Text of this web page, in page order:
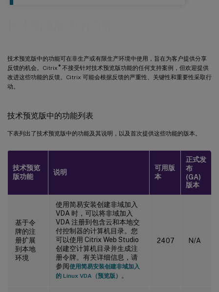
技术预览版中的功能可在非生产或有限生产环境中使用，旨在为客户提供分享
反馈的机会。Citrix ®不接受针对技术预览版功能的任何支持案例，但欢迎提供
改进这些功能的反馈。Citrix 可能会根据反馈的严重性、关键性和重要性采取行
动。
技术预览版中的功能列表
下表列出了技术预览版中的功能及其说明，以及首次提供这些功能的版本。
技术预览
版功能
说明
可用版
本
正式发
布
(GA)
版本
基于令
牌的注
册扩展
到本地
环境
使用简易安装创建非域加入
VDA 时，可以将非域加入
VDA 注册到包含云和本地交
付控制器的计算机目录。您
可以使用 Citrix Web Studio
创建空计算机目录并生成注
册令牌。有关详细信息，请
参阅使用简易安装创建非域加入
的 Linux VDA（预览版）
。
2407 N/A